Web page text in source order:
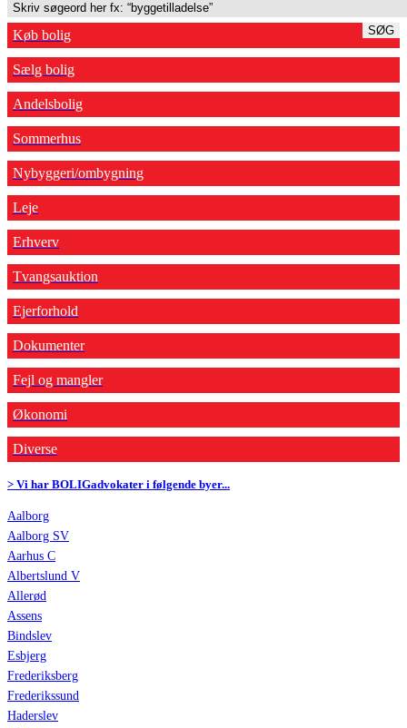
SØG
Køb bolig
Sælg bolig
Andelsbolig
Sommerhus
Nybyggeri/ombygning
Leje
Erhverv
Tvangsauktion
Ejerforhold
Dokumenter
Fejl og mangler
Økonomi
Diverse
> Vi har BOLIGadvokater i følgende byer...
Aalborg
Aalborg SV
Aarhus C
Albertslund V
Allerød
Assens
Bindslev
Esbjerg
Frederiksberg
Frederikssund
Haderslev